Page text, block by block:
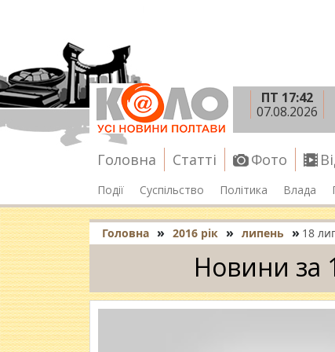
ПТ 17:42
07.08.2026
Головна Статті Фото
Події Суспільство Політика Влада
Головна » 2016 рік » липень » 18
Новини за